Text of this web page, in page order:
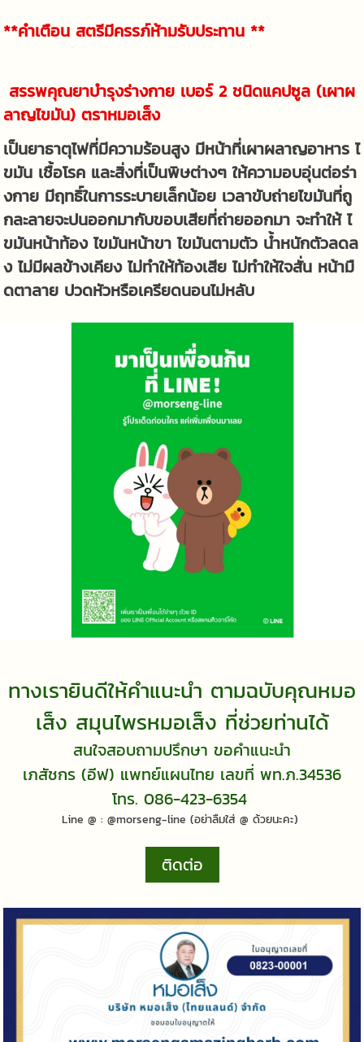
**คำเตือน สตรีมีครรภ์ห้ามรับประทาน **
สรรพคุณยาบำรุงร่างกาย เบอร์ 2 ชนิดแคปซูล (เผาผ
ลาญไขมัน) ตราหมอเส็ง
เป็นยาธาตุไฟที่มีความร้อนสูง มีหน้าที่เผาผลาญอาหาร ไ
ขมัน เชื้อโรค และสิ่งที่เป็นพิษต่างๆ ให้ความอบอุ่นต่อร่า
งกาย มีฤทธิ์ในการระบายเล็กน้อย เวลาขับถ่ายไขมันที่ถู
กละลายจะปนออกมากับขอบเสียที่ถ่ายออกมา จะทำให้ ไ
ขมันหน้าท้อง ไขมันหน้าขา ไขมันตามตัว น้ำหนักตัวลดล
ง ไม่มีผลข้างเคียง ไม่ทำให้ท้องเสีย ไม่ทำให้ใจสั่น หน้ามื
ดตาลาย ปวดหัวหรือเครียดนอนไม่หลับ
ทางเรายินดีให้คำแนะนำ ตามฉบับคุณหมอ
เส็ง สมุนไพรหมอเส็ง ที่ช่วยท่านได้
สนใจสอบถามปรึกษา ขอคำแนะนำ
เภสัชกร (อีฟ) แพทย์แผนไทย เลขที่ พท.ภ.34536
โทร. 086-423-6354
Line @ : @morseng-line (อย่าลืมใส่ @ ด้วยนะคะ)
ติดต่อ